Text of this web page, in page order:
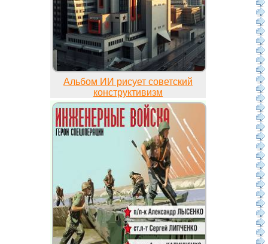
Альбом ИИ рисует советский
конструктивизм